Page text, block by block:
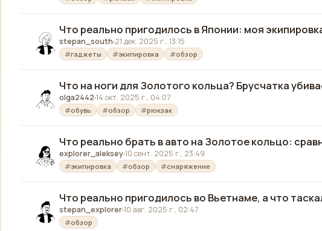
Что реально пригодилось в Японии: моя
stepan_south 21 дек. 2025 г., 13:15
гаджеты экипировка обзор
Что на ноги для Золотого кольца? Брусчатка
olga2442 14 окт. 2025 г., 04:07
обувь обзор рюкзак
Что реально брать в авто на Золотое кольцо:
explorer_aleksey10 сент. 2025 г., 23:49
экипировка обзор снаряжение
Что реально пригодилось во Вьетнаме, а что
stepan_explorer10 авг. 2025 г., 02:47
обзор